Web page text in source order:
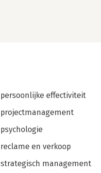
persoonlijke effectiviteit
projectmanagement
psychologie
reclame en verkoop
strategisch management